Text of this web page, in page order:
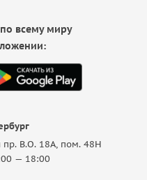
пр. В.О. 18A, пом. 48Н
— 18:00
всему миру